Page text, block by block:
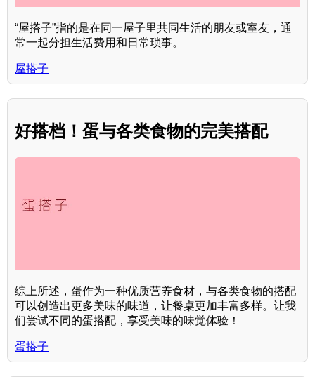
“屋搭子”指的是在同一屋子里共同生活的朋友或室友，通
常一起分担生活费用和日常琐事。
屋搭子
好搭档！蛋与各类食物的完美搭配
综上所述，蛋作为一种优质营养食材，与各类食物的搭配
可以创造出更多美味的味道，让餐桌更加丰富多样。让我
们尝试不同的蛋搭配，享受美味的味觉体验！
蛋搭子